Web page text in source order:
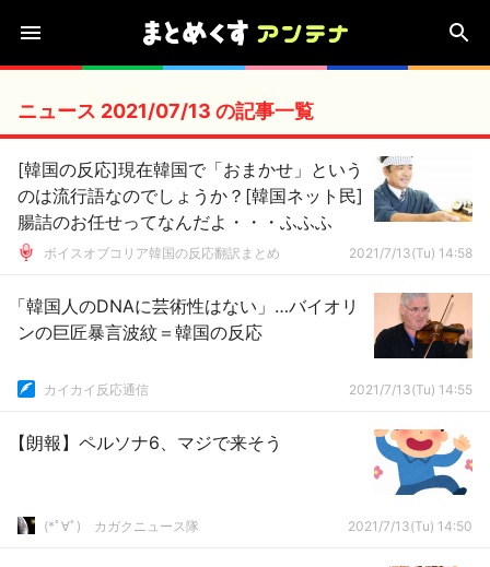
ニュース 2021/07/13 の記事一覧
[韓国の反応]現在韓国で「おまかせ」という
のは流行語なのでしょうか？[韓国ネット民]
腸詰のお任せってなんだよ・・・ふふふ
ボイスオブコリア韓国の反応翻訳まとめ 2021/7/13(Tu) 14:58
「韓国人のDNAに芸術性はない」…バイオリ
ンの巨匠暴言波紋＝韓国の反応
カイカイ反応通信 2021/7/13(Tu) 14:55
【朗報】ペルソナ6、マジで来そう
(*ﾟ∀ﾟ)ゞカガクニュース隊 2021/7/13(Tu) 14:50